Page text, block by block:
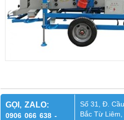
GỌI, ZALO:
0906 066 638 -
Số 31, Đ.
Bắc Từ